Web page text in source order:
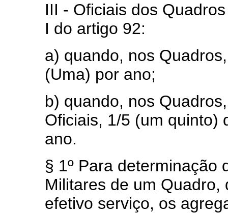
III - Oficiais dos
I do artigo 92:
a) quando, nos
(Uma) por ano;
b) quando, nos
Oficiais, 1/5 (um quinto)
ano.
§ 1º Para determinação
Militares de um
efetivo serviço, os